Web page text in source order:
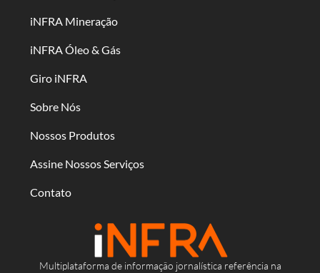
Multiplataforma de informação jornalística referência na
iNFRA Mineração
iNFRA Óleo & Gás
Giro iNFRA
Sobre Nós
Nossos Produtos
Assine Nossos Serviços
Contato